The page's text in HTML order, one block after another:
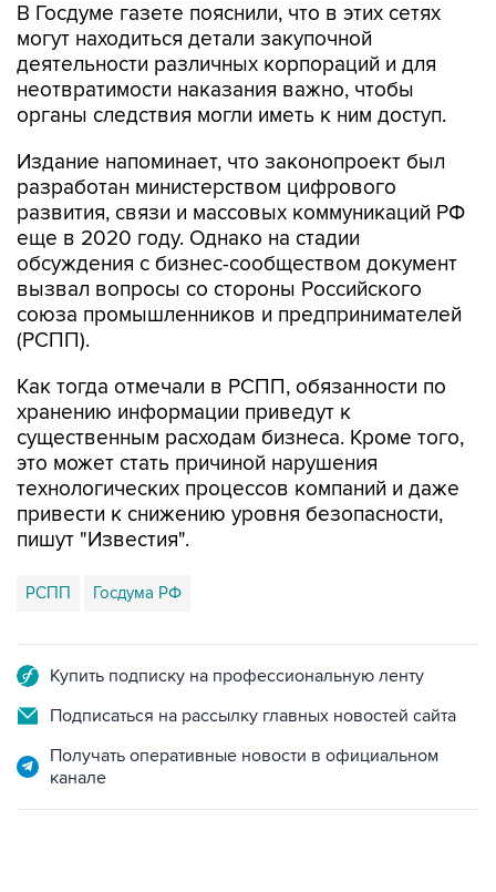
В Госдуме газете пояснили, что в этих сетях
могут находиться детали закупочной
деятельности различных корпораций и для
неотвратимости наказания важно, чтобы
органы следствия могли иметь к ним доступ.
Издание напоминает, что законопроект был
разработан министерством цифрового
развития, связи и массовых коммуникаций РФ
еще в 2020 году. Однако на стадии
обсуждения с бизнес-сообществом документ
вызвал вопросы со стороны Российского
союза промышленников и предпринимателей
(РСПП).
Как тогда отмечали в РСПП, обязанности по
хранению информации приведут к
существенным расходам бизнеса. Кроме того,
это может стать причиной нарушения
технологических процессов компаний и даже
привести к снижению уровня безопасности,
пишут "Известия".
РСПП Госдума РФ
Купить подписку на профессиональную ленту
Подписаться на рассылку главных новостей сайта
Получать оперативные новости в официальном
канале